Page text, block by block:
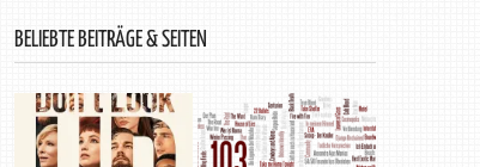
BELIEBTE BEITRÄGE & SEITEN